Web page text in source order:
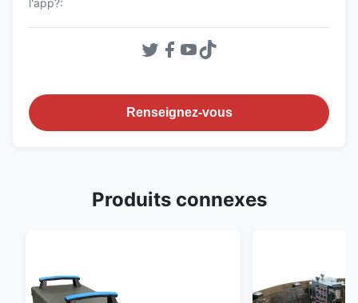
l'app?:
Renseignez-vous
Produits connexes